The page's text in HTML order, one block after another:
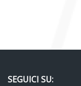
SEGUICI SU: